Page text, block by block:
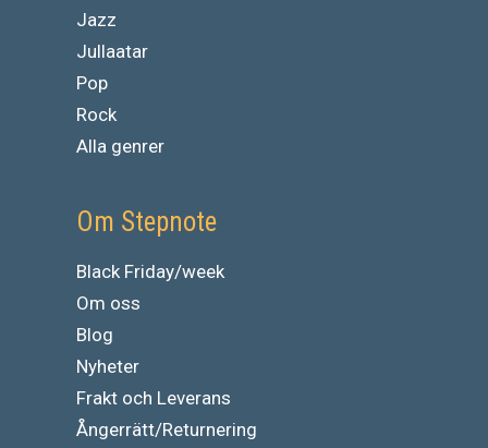
Jazz
Jullaatar
Pop
Rock
Alla genrer
Om Stepnote
Black Friday/week
Om oss
Blog
Nyheter
Frakt och Leverans
Ångerrätt/Returnering